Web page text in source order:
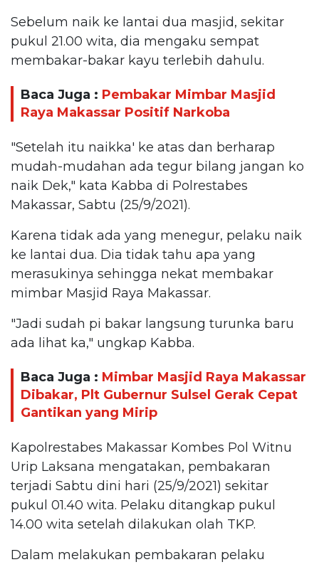
Sebelum naik ke lantai dua masjid, sekitar
pukul 21.00 wita, dia mengaku sempat
membakar-bakar kayu terlebih dahulu.
Baca Juga : Pembakar Mimbar Masjid
Raya Makassar Positif Narkoba
"Setelah itu naikka' ke atas dan berharap
mudah-mudahan ada tegur bilang jangan ko
naik Dek," kata Kabba di Polrestabes
Makassar, Sabtu (25/9/2021).
Karena tidak ada yang menegur, pelaku naik
ke lantai dua. Dia tidak tahu apa yang
merasukinya sehingga nekat membakar
mimbar Masjid Raya Makassar.
"Jadi sudah pi bakar langsung turunka baru
ada lihat ka," ungkap Kabba.
Baca Juga : Mimbar Masjid Raya Makassar
Dibakar, Plt Gubernur Sulsel Gerak Cepat
Gantikan yang Mirip
Kapolrestabes Makassar Kombes Pol Witnu
Urip Laksana mengatakan, pembakaran
terjadi Sabtu dini hari (25/9/2021) sekitar
pukul 01.40 wita. Pelaku ditangkap pukul
14.00 wita setelah dilakukan olah TKP.
Dalam melakukan pembakaran pelaku